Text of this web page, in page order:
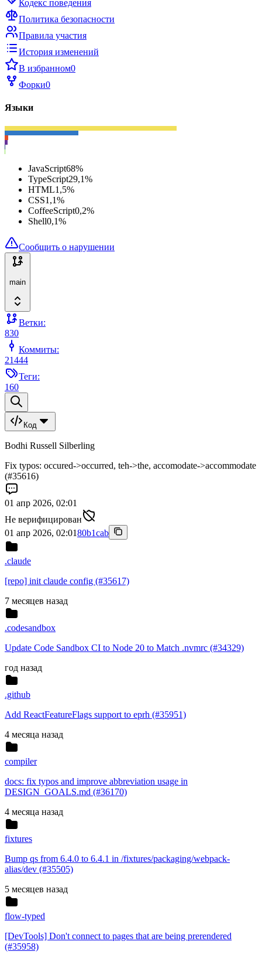
Кодекс поведения
Политика безопасности
Правила участия
История изменений
В избранном0
Форки0
Языки
JavaScript68%
TypeScript29,1%
HTML1,5%
CSS1,1%
CoffeeScript0,2%
Shell0,1%
Сообщить о нарушении
main
Ветки:
830
Коммиты:
21444
Теги:
160
Код
Bodhi Russell Silberling
Fix typos: occured->occurred, teh->the, accomodate->accommodate
(#35616)
01 апр 2026, 02:01
Не верифицирован
01 апр 2026, 02:0180b1cab
.claude
[repo] init claude config (#35617)
7 месяцев назад
.codesandbox
Update Code Sandbox CI to Node 20 to Match .nvmrc (#34329)
год назад
.github
Add ReactFeatureFlags support to eprh (#35951)
4 месяца назад
compiler
docs: fix typos and improve abbreviation usage in
DESIGN_GOALS.md (#36170)
4 месяца назад
fixtures
Bump qs from 6.4.0 to 6.4.1 in /fixtures/packaging/webpack-
alias/dev (#35505)
5 месяцев назад
flow-typed
[DevTools] Don't connect to pages that are being prerendered
(#35958)